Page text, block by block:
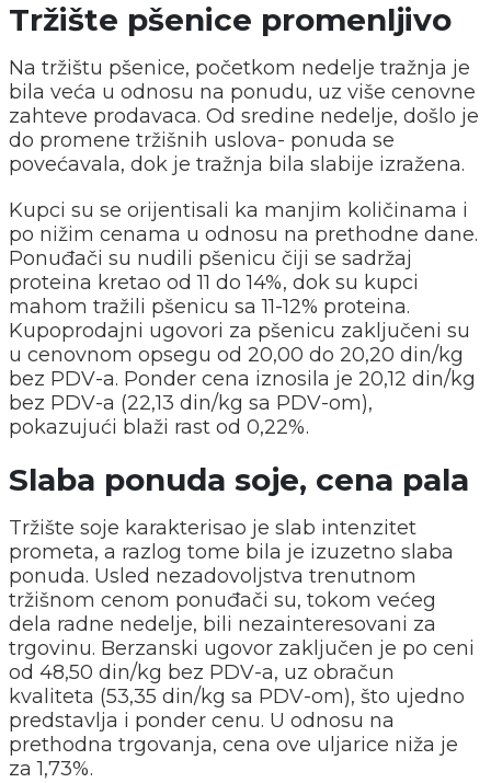
Tržište pšenice promenljivo
Na tržištu pšenice, početkom nedelje tražnja je
bila veća u odnosu na ponudu, uz više cenovne
zahteve prodavaca. Od sredine nedelje, došlo je
do promene tržišnih uslova- ponuda se
povećavala, dok je tražnja bila slabije izražena.
Kupci su se orijentisali ka manjim količinama i
po nižim cenama u odnosu na prethodne dane.
Ponuđači su nudili pšenicu čiji se sadržaj
proteina kretao od 11 do 14%, dok su kupci
mahom tražili pšenicu sa 11-12% proteina.
Kupoprodajni ugovori za pšenicu zaključeni su
u cenovnom opsegu od 20,00 do 20,20 din/kg
bez PDV-a. Ponder cena iznosila je 20,12 din/kg
bez PDV-a (22,13 din/kg sa PDV-om),
pokazujući blaži rast od 0,22%.
Slaba ponuda soje, cena pala
Tržište soje karakterisao je slab intenzitet
prometa, a razlog tome bila je izuzetno slaba
ponuda. Usled nezadovoljstva trenutnom
tržišnom cenom ponuđači su, tokom većeg
dela radne nedelje, bili nezainteresovani za
trgovinu. Berzanski ugovor zaključen je po ceni
od 48,50 din/kg bez PDV-a, uz obračun
kvaliteta (53,35 din/kg sa PDV-om), što ujedno
predstavlja i ponder cenu. U odnosu na
prethodna trgovanja, cena ove uljarice niža je
za 1,73%.